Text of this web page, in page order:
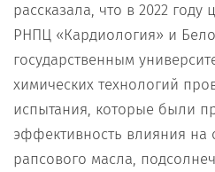
рассказала, что в 2022 году
РНПЦ «Кардиология» и
государственным
химических технологий
испытания, которые были
эффективность влияния на
рапсового масла,